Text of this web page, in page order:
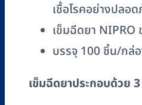
เชื้อโรคอย่างปลอ
เข็มฉีดยา NIPRO
บรรจุ 100 ชิ้น/กล่
เข็มฉีดยาประกอบด้วย